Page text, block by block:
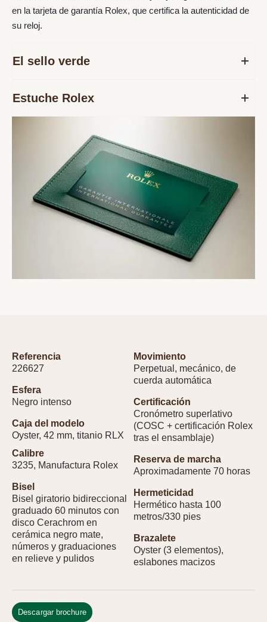
en la tarjeta de garantía Rolex, que certifica la autenticidad de
su reloj.
El sello verde
Estuche Rolex
Referencia
226627
Esfera
Negro intenso
Caja del modelo
Oyster, 42 mm, titanio RLX
Calibre
3235, Manufactura Rolex
Bisel
Bisel giratorio bidireccional
graduado 60 minutos con
disco Cerachrom en
cerámica negro mate,
números y graduaciones
en relieve y pulidos
Movimiento
Perpetual, mecánico, de
cuerda automática
Certificación
Cronómetro superlativo
(COSC + certificación Rolex
tras el ensamblaje)
Reserva de marcha
Aproximadamente 70 horas
Hermeticidad
Hermético hasta 100
metros/330 pies
Brazalete
Oyster (3 elementos),
eslabones macizos
Descargar brochure